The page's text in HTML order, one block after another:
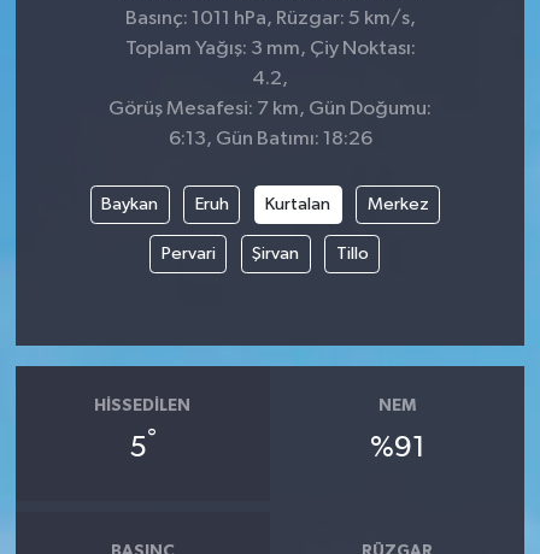
Basınç: 1011 hPa, Rüzgar: 5 km/s,
Toplam Yağış: 3 mm, Çiy Noktası:
4.2,
Görüş Mesafesi: 7 km, Gün Doğumu:
6:13, Gün Batımı: 18:26
Baykan Eruh Kurtalan Merkez
Pervari Şirvan Tillo
HISSEDILEN
5°
NEM
%91